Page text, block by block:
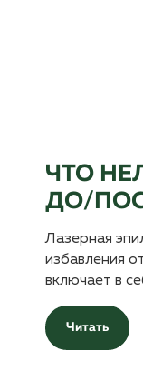
ЧТО
ДО/
Лазерная
избавления
включает в
Читать